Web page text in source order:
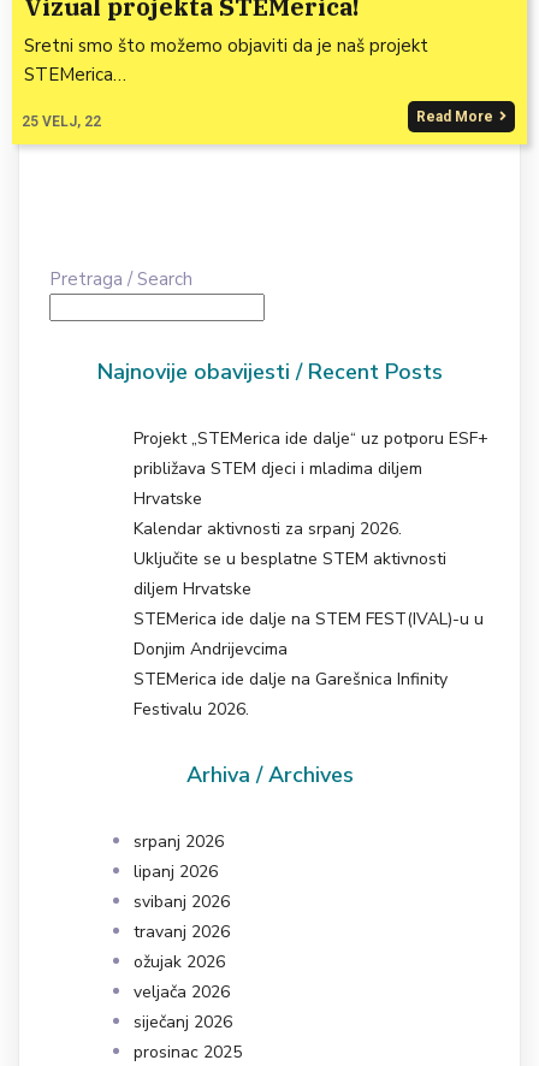
25 VELJ, 22
Sretni smo što možemo objaviti da je naš projekt
STEMerica…
Read More
Pretraga / Search
Najnovije obavijesti / Recent Posts
Projekt „STEMerica ide dalje“ uz potporu ESF+
približava STEM djeci i mladima diljem
Hrvatske
Kalendar aktivnosti za srpanj 2026.
Uključite se u besplatne STEM aktivnosti
diljem Hrvatske
STEMerica ide dalje na STEM FEST(IVAL)-u u
Donjim Andrijevcima
STEMerica ide dalje na Garešnica Infinity
Festivalu 2026.
Arhiva / Archives
srpanj 2026
lipanj 2026
svibanj 2026
travanj 2026
ožujak 2026
veljača 2026
siječanj 2026
prosinac 2025